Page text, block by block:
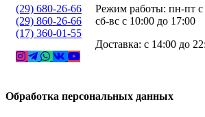
(29) 680-26-66
(29) 860-26-66
(17) 360-01-55
Режим работы: пн-пт с
сб-вс с 10:00 до 17:00
Доставка: с 14:00 до
Обработка персональных данных